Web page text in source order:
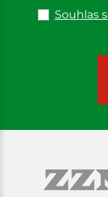
Souhlas